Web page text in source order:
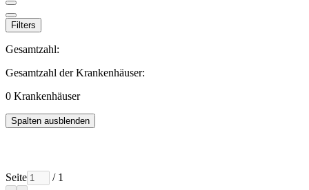
Filters
Gesamtzahl:
Gesamtzahl der Krankenhäuser:
0 Krankenhäuser
Spalten ausblenden
Seite / 1